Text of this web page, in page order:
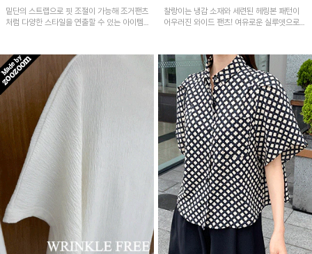
밑단의 스트랩으로 핏 조절이 가능해 조거팬츠
처럼 다양한 스타일을 연출할 수 있는 아이템!
찰랑이는 냉감 소재와 세련된 헤링본 패턴이
어우러진 와이드 팬츠! 여유로운 실루엣으로
다.